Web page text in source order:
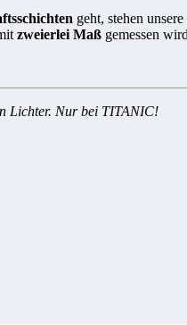
geht, stehen
zweierlei Maß gemessen
Lichter. Nur bei TITANIC!